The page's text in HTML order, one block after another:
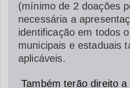
(mínimo de 2 doações
necessária a
identificação em todos
municipais e estaduais
aplicáveis.
Também terão direito